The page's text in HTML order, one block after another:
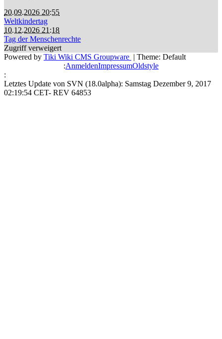
20.09.2026 20:55
Weltkindertag
10.12.2026 21:18
Tag der Menschenrechte
Zugriff verweigert
Powered by Tiki Wiki CMS Groupware | Theme: Default
:AnmeldenImpressumOldstyle
:
Letztes Update von SVN (18.0alpha): Samstag Dezember 9, 2017
02:19:54 CET- REV 64853